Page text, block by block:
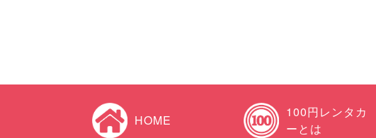
HOME
100円レンタカ
ーとは